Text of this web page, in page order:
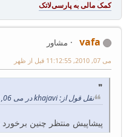
vafa
مشاور
می 07, 2010, 11:12:55 قبل از ظهر
نقل قول از: khajavi در می 06, 2010, 08:42:30 بعد از ظهر
پیشاپیش منتظر چنین